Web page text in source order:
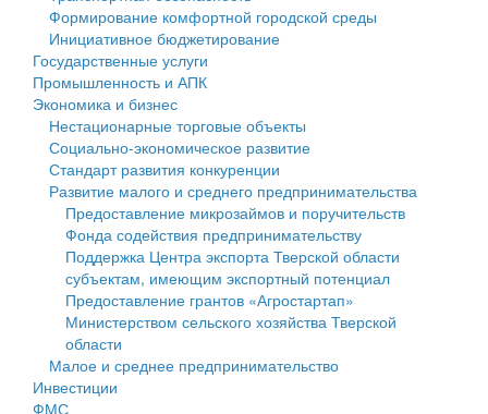
Государственные услуги
Промышленность и АПК
Экономика и бизнес
Символика
Устав
Гостям округа
Туризм
Культура
Образование
Здравоохранение
Социальная защита
Фотоальбом
муниципального округа Тверской области
Администрация Кашинского муниципального округа
Тверской области
Управление сельскими территориями
Открытые данные
Работа с обращениями граждан
Муниципальный контроль
Муниципальные услуги
Проекты административных регламентов
Финансовое управление
Бюджет для граждан
Имущество
Выявление правообладателей ранее учтенных
объектов недвижимости
Имущественная поддержка субъектов малого и
среднего предпринимательства
Информационная поддержка субъектов малого и
среднего предпринимательства
Формирование комфортной городской среды
Инициативное бюджетирование
Государственные услуги
Промышленность и АПК
Экономика и бизнес
Нестационарные торговые объекты
Социально-экономическое развитие
Стандарт развития конкуренции
Развитие малого и среднего предпринимательства
Предоставление микрозаймов и поручительств
Фонда содействия предпринимательству
Поддержка Центра экспорта Тверской области
субъектам, имеющим экспортный потенциал
Предоставление грантов «Агростартап»
Министерством сельского хозяйства Тверской
области
Малое и среднее предпринимательство
Инвестиции
ФМС